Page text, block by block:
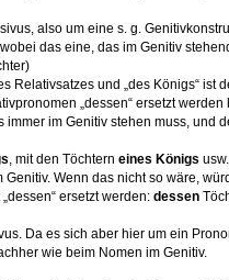
also um eine s. g.
das eine, das im Genitiv
Relativsatzes und „des Königs“ ist
„dessen“ ersetzt werden
im Genitiv stehen muss, und
, mit den Töchtern eines Königs usw.
Genitiv. Wenn das nicht so wäre,
ersetzt werden: dessen
Da es sich aber hier um ein
wie beim Nomen im Genitiv.